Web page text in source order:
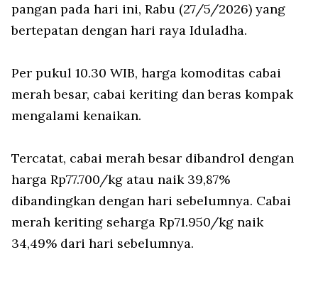
pangan pada hari ini, Rabu (27/5/2026) yang
bertepatan dengan hari raya Iduladha.
Per pukul 10.30 WIB, harga komoditas cabai
merah besar, cabai keriting dan beras kompak
mengalami kenaikan.
Tercatat, cabai merah besar dibandrol dengan
harga Rp77.700/kg atau naik 39,87%
dibandingkan dengan hari sebelumnya. Cabai
merah keriting seharga Rp71.950/kg naik
34,49% dari hari sebelumnya.